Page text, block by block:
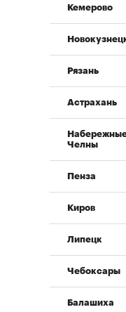
Кемерово
Рязань
Астрахань
Челны
Пенза
Киров
Липецк
Чебоксары
Балашиха